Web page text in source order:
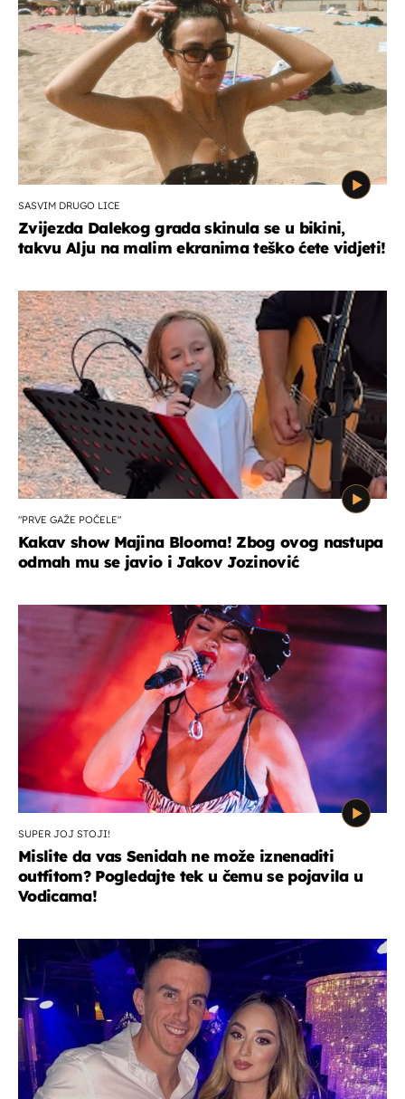
SASVIM DRUGO LICE
Zvijezda Dalekog grada skinula se u bikini,
takvu Alju na malim ekranima teško ćete vidjeti!
"PRVE GAŽE POČELE"
Kakav show Majina Blooma! Zbog ovog nastupa
odmah mu se javio i Jakov Jozinović
SUPER JOJ STOJI!
Mislite da vas Senidah ne može iznenaditi
outfitom? Pogledajte tek u čemu se pojavila u
Vodicama!